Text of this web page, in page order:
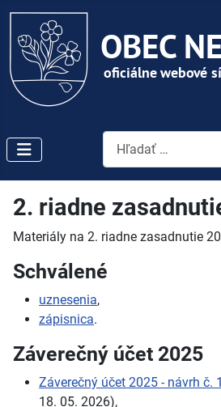
Vyhľadávanie
2. riadne
Materiály na 2. riadne zasadnutie
Schválené
uznesenia,
zápisnica.
Záverečný účet 2025
Záverečný účet 2025 - návrh č. 1
18. 05. 2026),